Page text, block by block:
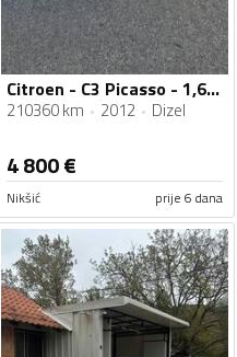
Citroen - C3 Picasso - 1,6hdi
210360 km 2012 Dizel
4 800€
Nikšić prije 6 dana